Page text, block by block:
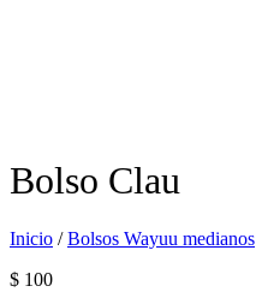
Bolso Clau
Inicio /Bolsos Wayuu medianos
$ 100